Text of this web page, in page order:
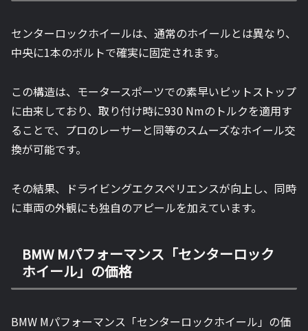
センターロックホイールは、通常のホイールとは異なり、
中央に1本のボルトで確実に固定されます。
この構造は、モータースポーツでの素早いピットストップ
に由来しており、取り付け時に930 Nmのトルクを適用す
ることで、プロのレーサーと同等のスムーズなホイール交
換が可能です。
その結果、ドライビングエクスペリエンスが向上し、同時
に車両の外観にも独自のアピールを加えています。
BMW Mパフォーマンス「センターロック
ホイール」の価格
BMW Mパフォーマンス「センターロックホイール」の価